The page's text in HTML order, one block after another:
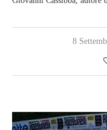
8